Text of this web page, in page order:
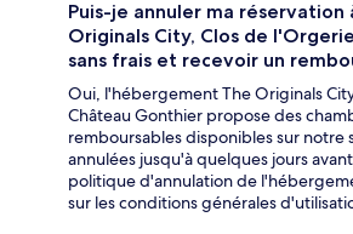
Puis-je annuler ma
Originals City, Clos de
sans frais et recevoir un
Oui, l'hébergement The Originals
Château Gonthier propose des
remboursables disponibles sur
annulées jusqu'à quelques jours
politique d'annulation de
sur les conditions générales